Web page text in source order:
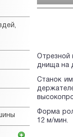
Отрезной
днища на
Станок
Форма
12 м/мин.